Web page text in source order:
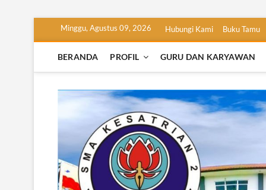
Minggu, Agustus 09, 2026 Hubungi Kami Buku Tamu
BERANDA PROFIL GURU DAN KARYAWAN